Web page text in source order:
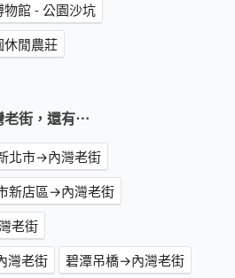
館 - 公園沙坑
閒農莊
老街，還有⋯
北市→內灣老街
新店區→內灣老街
老街
灣老街
碧潭吊橋→內灣老街